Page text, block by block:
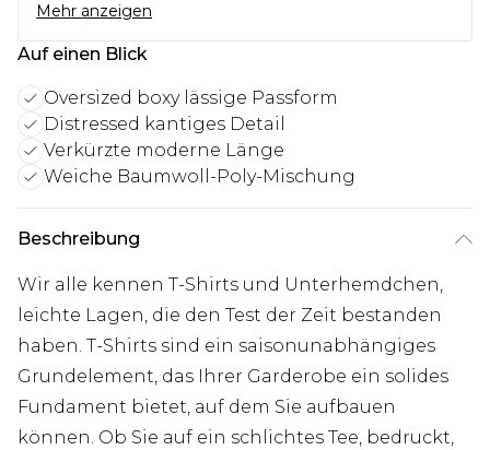
Mehr anzeigen
Auf einen Blick
Oversized boxy lässige Passform
Distressed kantiges Detail
Verkürzte moderne Länge
Weiche Baumwoll-Poly-Mischung
Beschreibung
Wir alle kennen T-Shirts und Unterhemdchen,
leichte Lagen, die den Test der Zeit bestanden
haben. T-Shirts sind ein saisonunabhängiges
Grundelement, das Ihrer Garderobe ein solides
Fundament bietet, auf dem Sie aufbauen
können. Ob Sie auf ein schlichtes Tee, bedruckt,